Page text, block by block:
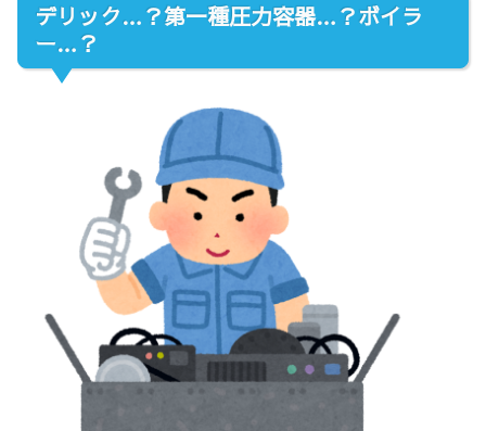
デリック…？第一種圧力容器…？ボイラ
ー…？